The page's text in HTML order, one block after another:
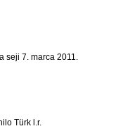
7. marca 2011.
Türk l.r.